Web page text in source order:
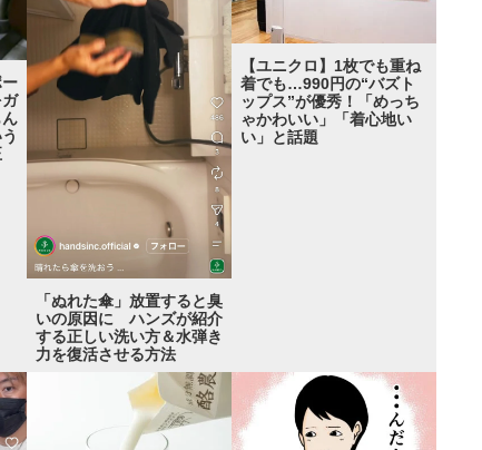
「ぬれた傘」放置すると臭
いの原因に ハンズが紹介
する正しい洗い方＆水弾き
力を復活させる方法
【ユニクロ】1枚でも重ね
着でも…990円の“バズト
ップス”が優秀！「めっち
ゃかわいい」「着心地い
い」と話題